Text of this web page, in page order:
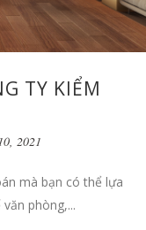
TY KIỂM
2021
mà bạn có thể lựa
phòng,...